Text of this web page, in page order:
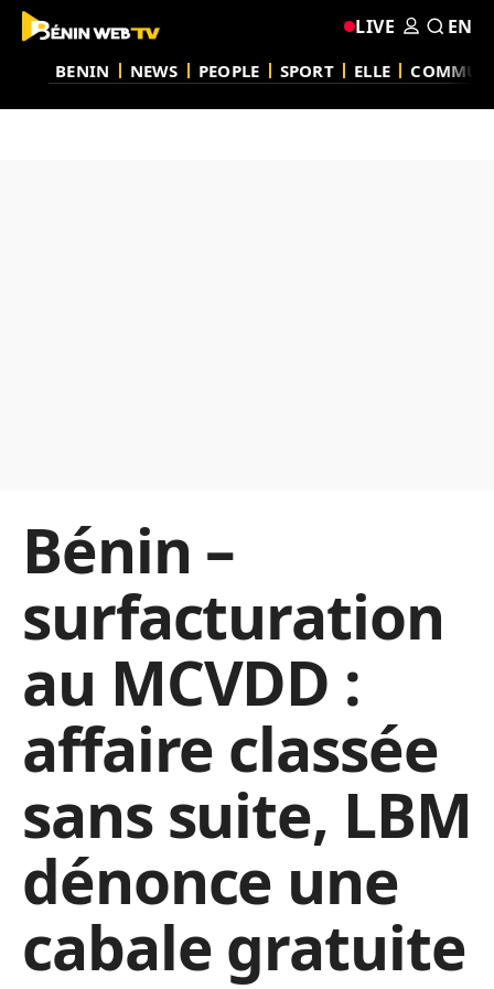
BENIN NEWS PEOPLE SPORT ELLE
LIVE EN
Bénin –
surfacturation
au MCVDD :
affaire classée
sans suite, LBM
dénonce une
cabale gratuite